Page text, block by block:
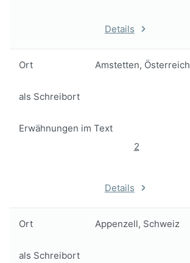
Details
Ort Amstetten, Österreich
als Schreibort
Erwähnungen im Text
2
Details
Ort Appenzell, Schweiz
als Schreibort